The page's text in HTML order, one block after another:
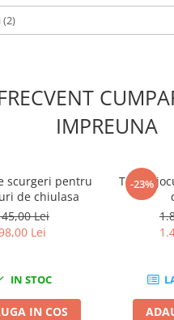
(2)
IMPREUNA
scurgeri pentru
de chiulasa
Lei
Lei
IN STOC
IN COS
-23%
Tester